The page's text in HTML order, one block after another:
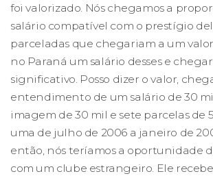
foi valorizado. Nós chegamos a
salário compatível com o prestígio
parceladas que chegariam a um
no Paraná um salário desses e
significativo. Posso dizer o valor,
entendimento de um salário de 30
imagem de 30 mil e sete parcelas de
uma de julho de 2006 a janeiro de
então, nós teríamos a oportunidade
com um clube estrangeiro. Ele